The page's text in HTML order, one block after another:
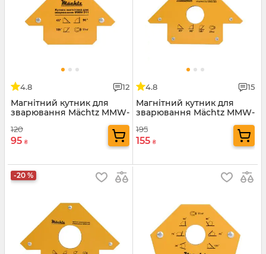
4.8 12
Магнітний кутник для
зварювання Mächtz MMW-
120
95 ₴
4.8 15
Магнітний кутник для
зварювання Mächtz MMW-
195
155 ₴
-20 %